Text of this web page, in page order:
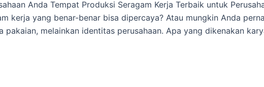
Anda Tempat Produksi Seragam Kerja Terbaik untuk
kerja yang benar-benar bisa dipercaya? Atau mungkin Anda
pakaian, melainkan identitas perusahaan. Apa yang dikenakan